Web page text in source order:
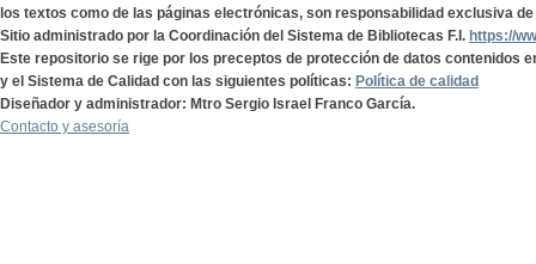
los textos como de las páginas electrónicas, son responsabilidad exclusiva
Sitio administrado por la Coordinación del Sistema de Bibliotecas F.I. https://
Este repositorio se rige por los preceptos de protección de datos contenidos
y el Sistema de Calidad con las siguientes políticas: Política de calidad
Diseñador y administrador: Mtro Sergio Israel Franco García.
Contacto y asesoría